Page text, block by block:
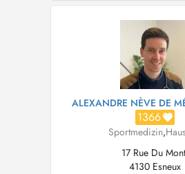
foot) Médecine de plongée et
ATTENTION : la prise de RDV
ALEXANDRE NÈVE DE
1366
Sportmedizin,
17 Rue Du
4130 Esneux